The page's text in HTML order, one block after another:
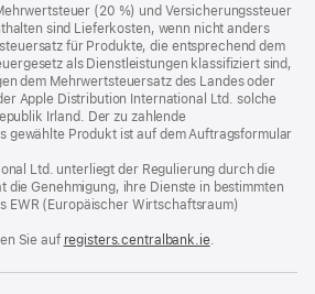
(20 %) und Versicherungssteuer
sind Lieferkosten, wenn nicht anders
für Produkte, die entsprechend dem
als Dienstleistungen klassifiziert sind,
dem Mehrwertsteuersatz des Landes oder
Apple Distribution International Ltd. solche
Irland. Der zu zahlende
gewählte Produkt ist auf dem Auftragsformular
Ltd. unterliegt der Regulierung durch die
die Genehmigung, ihre Dienste in bestimmten
EWR (Europäischer Wirtschaftsraum)
Sie auf registers.centralbank.ie(Öffnet
neues
.